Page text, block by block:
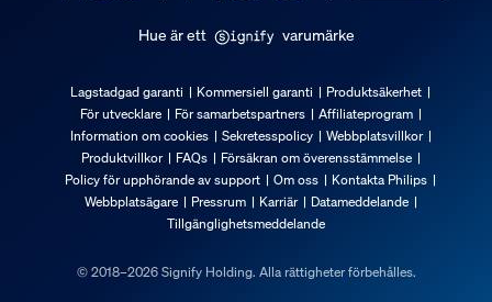
Ljusegenskaper
Spridningsvinkel
Hue är ett varumärke
Lagstadgad garanti Kommersiell garanti
Produktsäkerhet
För utvecklare
För samarbetspartners
Affiliateprogram
Information om cookies
Sekretesspolicy
Webbplatsvillkor
Produktvillkor
FAQs
Försäkran om överensstämmelse
Policy för upphörande av support
Om oss
Kontakta Philips
Webbplatsägare
Pressrum Karriär
Datameddelande
Tillgänglighetsmeddelande
© 2018–2026 Signify Holding. Alla rättigheter förbehålles.